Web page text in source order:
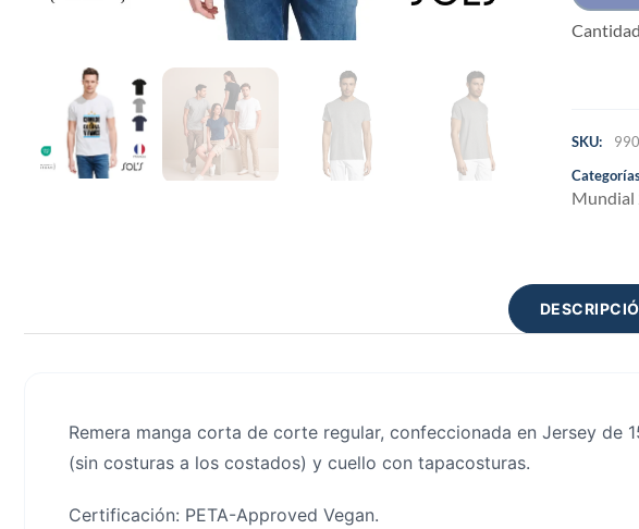
SKU:
Mundial
Remera manga corta de corte regular, confeccionada en Jersey de
(sin costuras a los costados) y cuello con tapacosturas.
Certificación: PETA-Approved Vegan.